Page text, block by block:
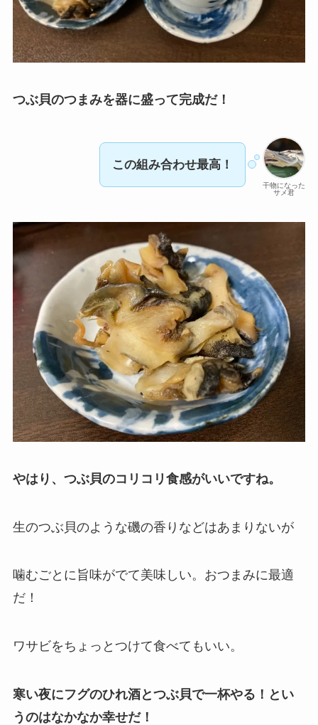
つぶ貝のつまみを器に盛って完成だ！
干物になった
サメ君
この組み合わせ最高！
やはり、つぶ貝のコリコリ食感がいいですね。
生のつぶ貝のような磯の香りなどはあまりないが
噛むごとに旨味がでて美味しい。おつまみに最適
だ！
ワサビをちょっとつけて食べてもいい。
寒い夜にフグのひれ酒とつぶ貝で一杯やる！とい
うのはなかなか幸せだ！